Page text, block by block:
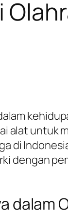
untuk
di
dengan
dalam